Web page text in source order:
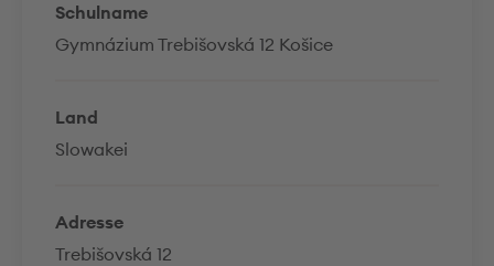
Schulname
Gymnázium Trebišovská 12 Košice
Land
Slowakei
Adresse
Trebišovská 12